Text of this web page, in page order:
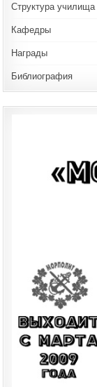
Структура училища
Кафедры
Награды
Библиография